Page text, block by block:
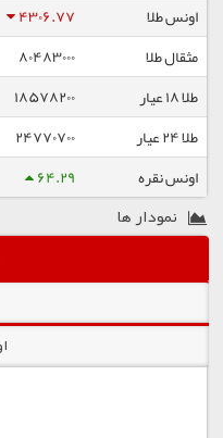
اونس طلا
4306.77
مثقال طلا
80483000
طلا ۱۸ عیار
18578200
طلا ۲۴ عیار
24770700
اونس نقره
64.29
نمودار ها